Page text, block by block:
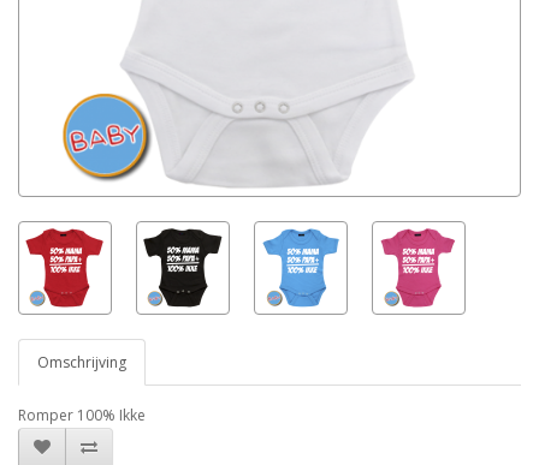
Omschrijving
Romper 100% Ikke